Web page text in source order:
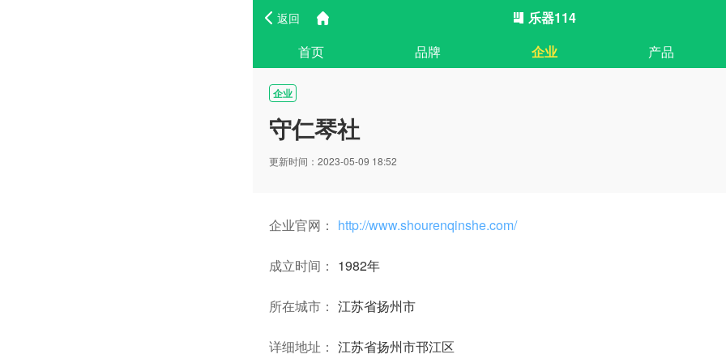
返回
乐器114
首页
品牌 企业 产品
企业
守仁琴社
更新时间：2023-05-09 18:52
企业官网： http://www.shourenqinshe.com/
成立时间： 1982年
所在城市： 江苏省扬州市
详细地址： 江苏省扬州市邗江区